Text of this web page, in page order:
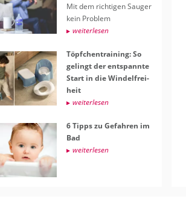
Mit dem rich­ti­gen Sau­ger
kein Pro­blem
wei­ter­le­sen
Töpf­chen­trai­ning: So
ge­lingt der ent­spann­te
Start in die Win­del­frei­
heit
wei­ter­le­sen
6 Tipps zu Ge­fah­ren im
Bad
wei­ter­le­sen